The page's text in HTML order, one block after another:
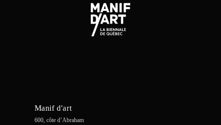
Manif d'art
600, côte d’Abraham